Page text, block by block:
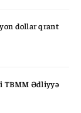
dollar qrant
TBMM Ədliyyə